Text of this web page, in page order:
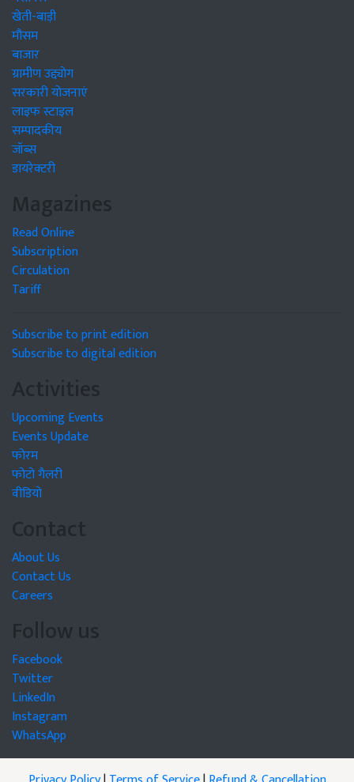
खेती-बाड़ी
मौसम
बाजार
ग्रामीण उद्द्योग
सरकारी योजनाएं
लाइफ स्टाइल
सम्पादकीय
जॉब्स
डायरेक्टरी
Magazines
Read Online
Subscription
Circulation
Tariff
Subscribe to print edition
Subscribe to digital edition
Activities
Upcoming Events
Events Update
फोरम
फोटो गैलरी
वीडियो
Contact
About Us
Contact Us
Careers
Follow us
Facebook
Twitter
LinkedIn
Instagram
WhatsApp